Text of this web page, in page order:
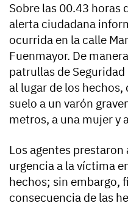
Sobre las 00.43 horas
alerta ciudadana
ocurrida en la calle
Fuenmayor. De
patrullas de
al lugar de los
suelo a un varón
metros, a una mujer y
Los agentes
urgencia a la víctima
hechos; sin embargo,
consecuencia de las